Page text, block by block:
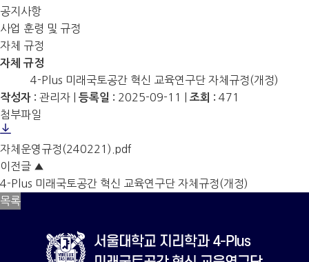
공지사항
사업 훈령 및 규정
자체 규정
자체 규정
4-Plus 미래국토공간 혁신 교육연구단 자체규정(개정)
작성자 : 관리자 등록일 : 2025-09-11 조회 : 471
첨부파일
자체운영규정(240221).pdf
이전글 ▲
4-Plus 미래국토공간 혁신 교육연구단 자체규정(개정)
목록